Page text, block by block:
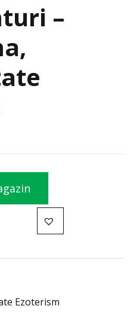
–
Ezoterism